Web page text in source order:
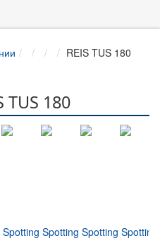
REIS TUS 180
TUS 180